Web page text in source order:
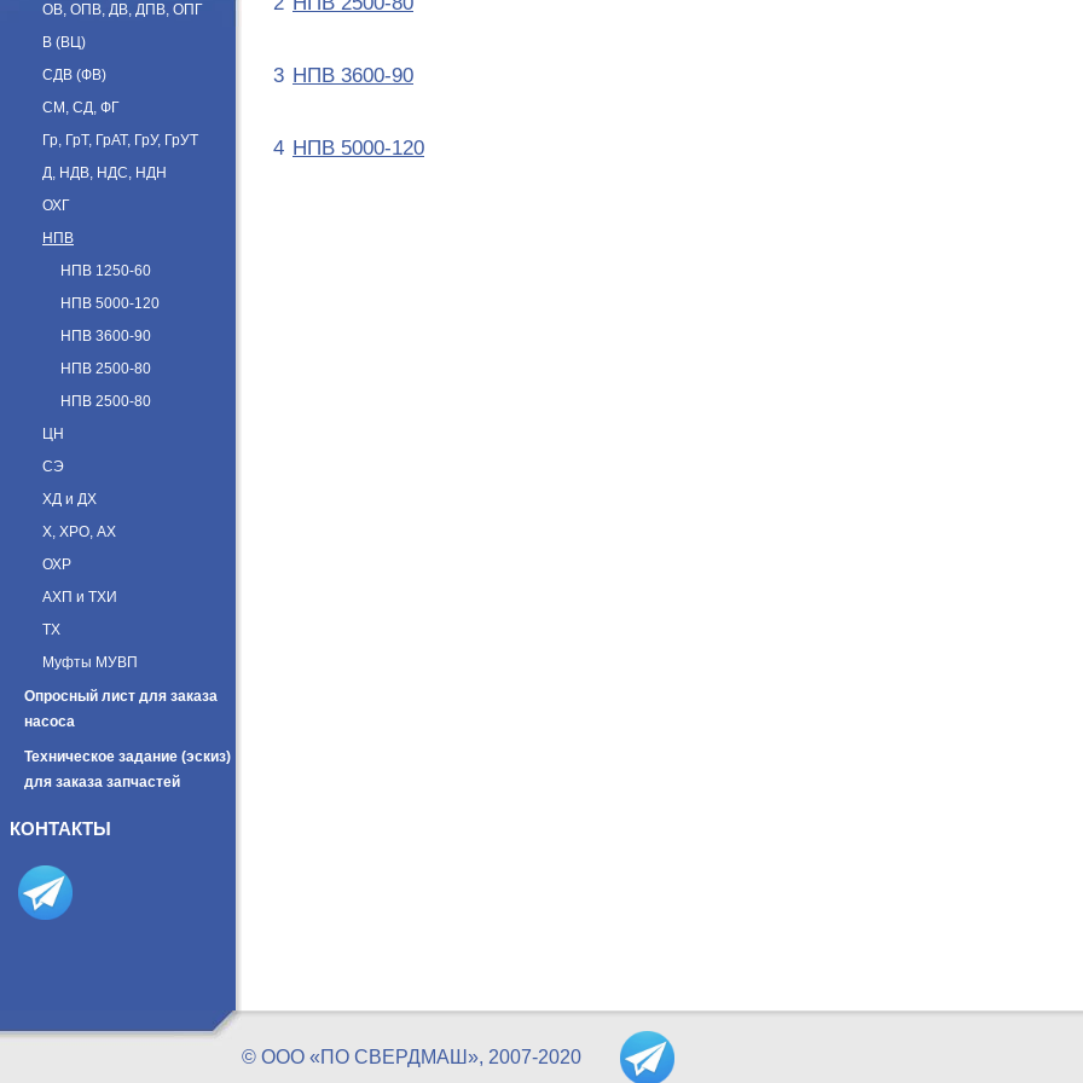
ОВ, ОПВ, ДВ, ДПВ, ОПГ
В (ВЦ)
СДВ (ФВ)
СМ, СД, ФГ
Гр, ГрТ, ГрАТ, ГрУ, ГрУТ
Д, НДВ, НДС, НДН
ОХГ
НПВ
НПВ 1250-60
НПВ 5000-120
НПВ 3600-90
НПВ 2500-80
НПВ 2500-80
ЦН
СЭ
ХД и ДХ
Х, ХРО, АХ
ОХР
АХП и ТХИ
ТХ
Муфты МУВП
Опросный лист для заказа
насоса
Техническое задание (эскиз)
для заказа запчастей
КОНТАКТЫ
3 НПВ 3600-90
4 НПВ 5000-120
© ООО «ПО СВЕРДМАШ», 2007-2020